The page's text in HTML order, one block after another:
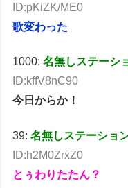
ID:pKiZK/ME0
歌変わった
1000:名無しステーシ
ID:kffV8nC90
今日からか！
39:名無しステーショ
ID:h2M0ZrxZ0
とぅわりたたん？